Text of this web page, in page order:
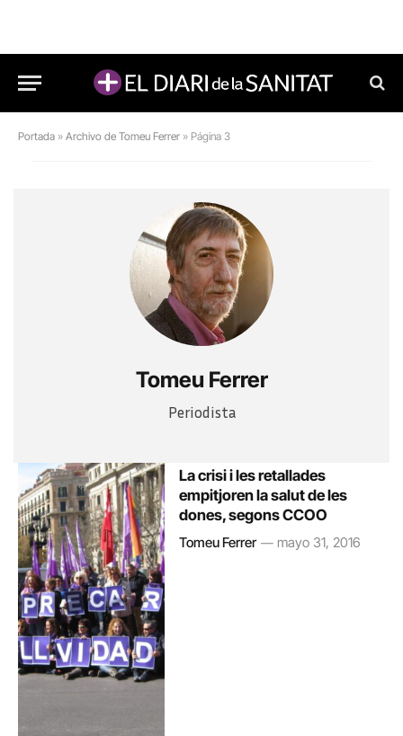
Portada » Archivo de Tomeu Ferrer » Página 3
Tomeu Ferrer
Periodista
La crisi i les retallades
empitjoren la salut de les
dones, segons CCOO
Tomeu Ferrer mayo 31, 2016